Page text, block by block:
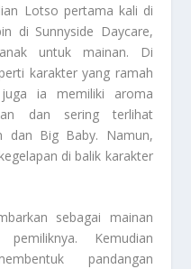
Lotso pertama kali di
di Sunnyside Daycare,
untuk mainan. Di
karakter yang ramah
ia memiliki aroma
dan sering terlihat
dan Big Baby. Namun,
di balik karakter
sebagai mainan
Kemudian
pandangan